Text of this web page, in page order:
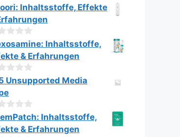
Inhaltsstoffe, Effekte
Inhaltsstoffe,
& Erfahrungen
Unsupported Media
Inhaltsstoffe,
& Erfahrungen